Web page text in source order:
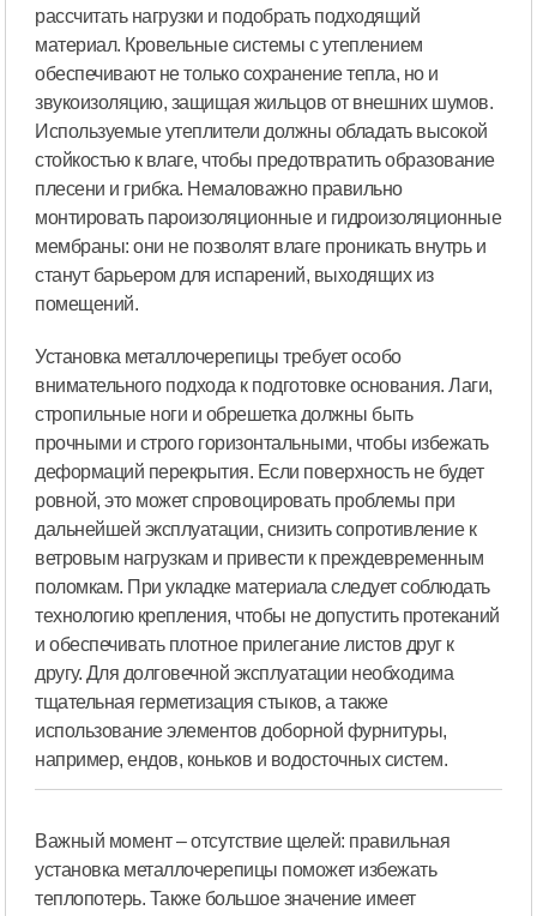
рассчитать нагрузки и подобрать подходящий
материал. Кровельные системы с утеплением
обеспечивают не только сохранение тепла, но и
звукоизоляцию, защищая жильцов от внешних шумов.
Используемые утеплители должны обладать высокой
стойкостью к влаге, чтобы предотвратить образование
плесени и грибка. Немаловажно правильно
монтировать пароизоляционные и гидроизоляционные
мембраны: они не позволят влаге проникать внутрь и
станут барьером для испарений, выходящих из
помещений.
Установка металлочерепицы требует особо
внимательного подхода к подготовке основания. Лаги,
стропильные ноги и обрешетка должны быть
прочными и строго горизонтальными, чтобы избежать
деформаций перекрытия. Если поверхность не будет
ровной, это может спровоцировать проблемы при
дальнейшей эксплуатации, снизить сопротивление к
ветровым нагрузкам и привести к преждевременным
поломкам. При укладке материала следует соблюдать
технологию крепления, чтобы не допустить протеканий
и обеспечивать плотное прилегание листов друг к
другу. Для долговечной эксплуатации необходима
тщательная герметизация стыков, а также
использование элементов доборной фурнитуры,
например, ендов, коньков и водосточных систем.
Важный момент – отсутствие щелей: правильная
установка металлочерепицы поможет избежать
теплопотерь. Также большое значение имеет